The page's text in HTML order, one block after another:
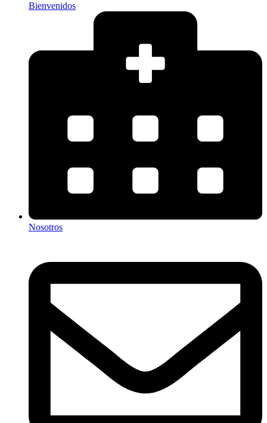
Bienvenidos
Nosotros